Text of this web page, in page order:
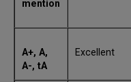
mention
A+, A,
A-, tA
Excellent